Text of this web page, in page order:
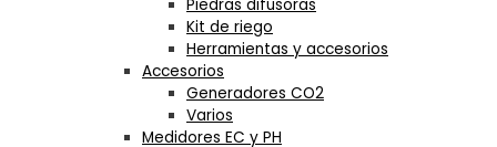
Piedras difusoras
Kit de riego
Herramientas y accesorios
Accesorios
Generadores CO2
Varios
Medidores EC y PH